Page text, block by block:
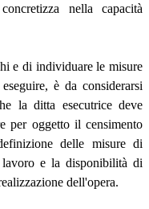
nella capacità
e di individuare le misure
è da considerarsi
la ditta esecutrice deve
per oggetto il censimento
delle misure di
lavoro e la disponibilità di
dell'opera.